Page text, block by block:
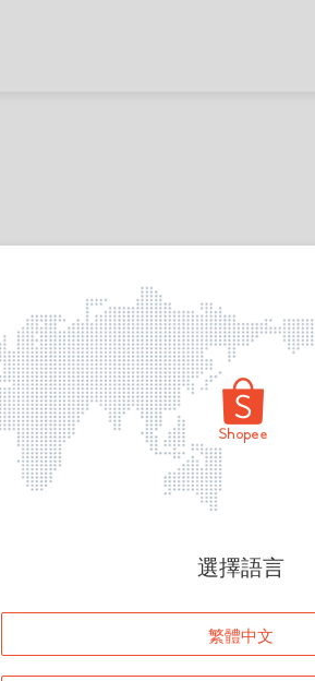
頁面無法顯示
登入
選擇語言
繁體中文